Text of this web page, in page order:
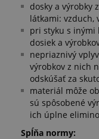
dosky a výrobky
látkami: vzduch,
pri styku s inými
dosiek a
nepriaznivý
výrobkov z nich
odskúšať za
materiál môže
sú spôsobené
ich úplne
Spĺňa normy: